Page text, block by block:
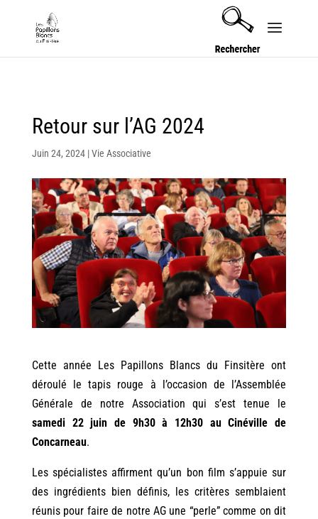
Security check failed
Retour sur l’AG 2024
Juin 24, 2024|Vie Associative
Cette année Les Papillons Blancs du Finsitère ont
déroulé le tapis rouge à l’occasion de l’Assemblée
Générale de notre Association qui s’est tenue le
samedi 22 juin de 9h30 à 12h30 au Cinéville de
Concarneau.
Les spécialistes affirment qu’un bon film s’appuie sur
des ingrédients bien définis, les critères semblaient
réunis pour faire de notre AG une “perle” comme on dit